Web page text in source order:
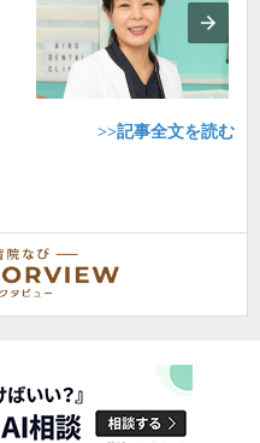
>>記事全文を読む